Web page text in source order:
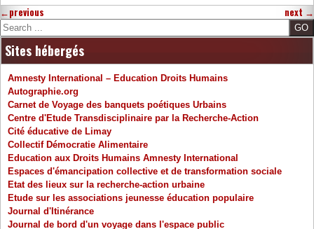
←previous next →
Search
Sites hébergés
Amnesty International – Education Droits Humains
Autographie.org
Carnet de Voyage des banquets poétiques Urbains
Centre d'Etude Transdisciplinaire par la Recherche-Action
Cité éducative de Limay
Collectif Démocratie Alimentaire
Education aux Droits Humains Amnesty International
Espaces d'émancipation collective et de transformation sociale
Etat des lieux sur la recherche-action urbaine
Etude sur les associations jeunesse éducation populaire
Journal d'Itinérance
Journal de bord d'un voyage dans l'espace public